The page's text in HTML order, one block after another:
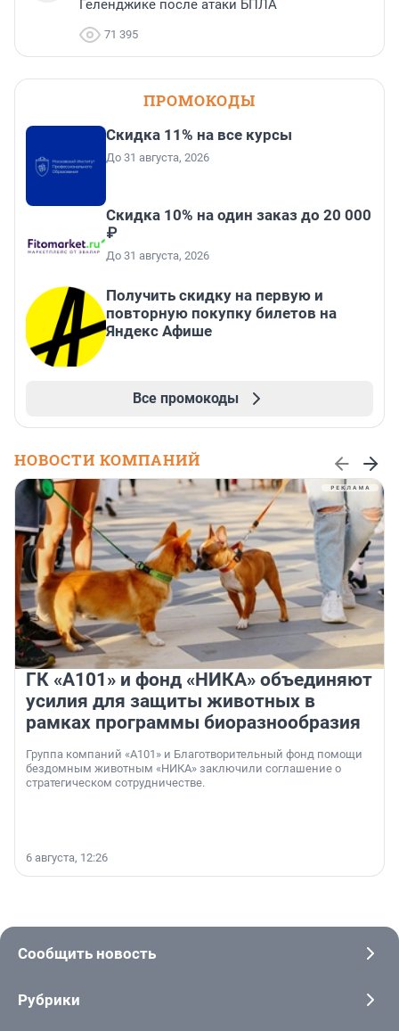
Геленджике после атаки БПЛА
71 395
ПРОМОКОДЫ
Скидка 11% на все курсы
До 31 августа, 2026
Скидка 10% на один заказ до 20 000
₽
До 31 августа, 2026
Получить скидку на первую и
повторную покупку билетов на
Яндекс Афише
Все промокоды
НОВОСТИ КОМПАНИЙ
ГК «А101» и фонд «НИКА» объединяют
усилия для защиты животных в
рамках программы биоразнообразия
Группа компаний «А101» и Благотворительный фонд помощи
бездомным животным «НИКА» заключили соглашение о
стратегическом сотрудничестве.
6 августа, 12:26
Сообщить новость
Рубрики